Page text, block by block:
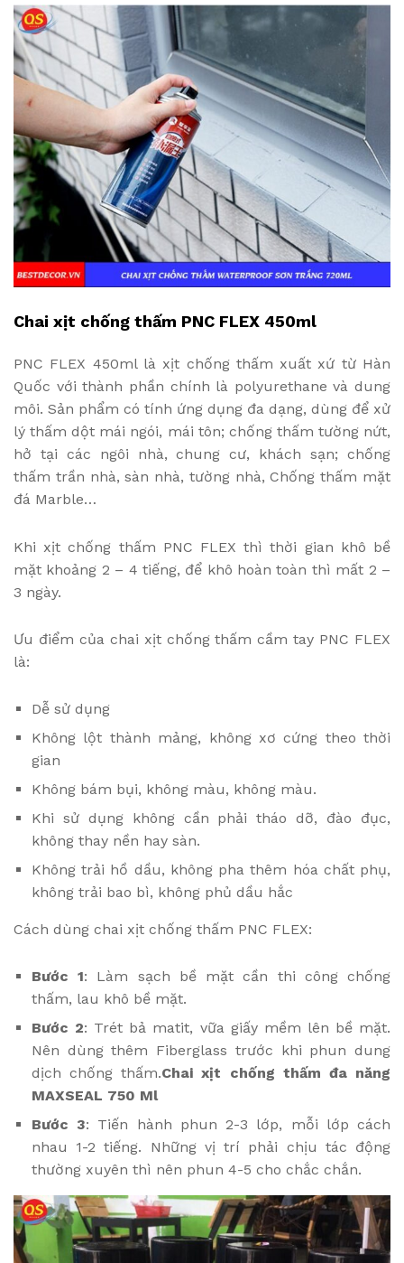
Chai xịt chống thấm PNC FLEX 450ml
PNC FLEX 450ml là xịt chống thấm xuất xứ từ Hàn
Quốc với thành phần chính là polyurethane và dung
môi. Sản phẩm có tính ứng dụng đa dạng, dùng để xử
lý thấm dột mái ngói, mái tôn; chống thấm tường nứt,
hở tại các ngôi nhà, chung cư, khách sạn; chống
thấm trần nhà, sàn nhà, tường nhà, Chống thấm mặt
đá Marble…
Khi xịt chống thấm PNC FLEX thì thời gian khô bề
mặt khoảng 2 – 4 tiếng, để khô hoàn toàn thì mất 2 –
3 ngày.
Ưu điểm của chai xịt chống thấm cầm tay PNC FLEX
là:
Dễ sử dụng
Không lột thành mảng, không xơ cứng theo thời
gian
Không bám bụi, không màu, không màu.
Khi sử dụng không cần phải tháo dỡ, đào đục,
không thay nền hay sàn.
Không trải hồ dầu, không pha thêm hóa chất phụ,
không trải bao bì, không phủ dầu hắc
Cách dùng chai xịt chống thấm PNC FLEX:
Bước 1: Làm sạch bề mặt cần thi công chống
thấm, lau khô bề mặt.
Bước 2: Trét bả matit, vữa giấy mềm lên bề mặt.
Nên dùng thêm Fiberglass trước khi phun dung
dịch chống thấm.Chai xịt chống thấm đa năng
MAXSEAL 750 Ml
Bước 3: Tiến hành phun 2-3 lớp, mỗi lớp cách
nhau 1-2 tiếng. Những vị trí phải chịu tác động
thường xuyên thì nên phun 4-5 cho chắc chắn.